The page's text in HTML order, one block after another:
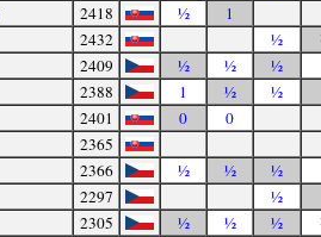
2418 ½
1
2432 ½
2409 ½ ½
½
2388 1 ½
½
2401 0
0
2365
2366 ½ ½
½
2297
½
2305 ½ ½ ½